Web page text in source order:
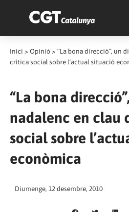
Inici > Opinió > “La bona direcció”, un
crítica social sobre l’actual situació
“La bona
nadalenc en clau
social sobre
econòmica
Diumenge, 12 desembre, 2010